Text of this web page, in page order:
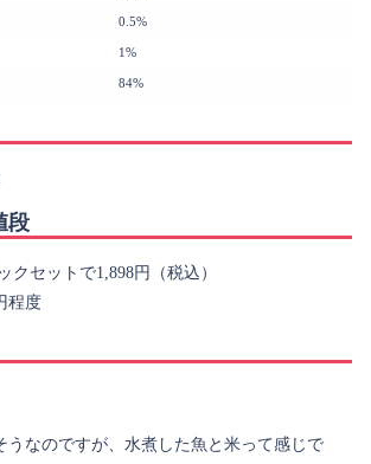
0.5%
1%
84%
段
クセットで1,898円（税込）
程度
うなのですが、水煮した魚と米って感じで